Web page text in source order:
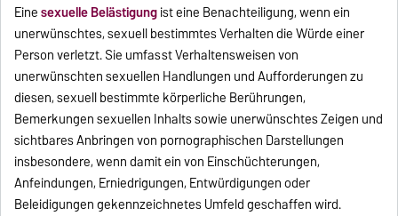
Einesexuelle Belästigungist eine Benachteiligung, wenn ein
unerwünschtes, sexuell bestimmtes Verhalten die Würde einer
Person verletzt. Sie umfasst Verhaltensweisen von
unerwünschten sexuellen Handlungen und Aufforderungen zu
diesen, sexuell bestimmte körperliche Berührungen,
Bemerkungen sexuellen Inhalts sowie unerwünschtes Zeigen und
sichtbares Anbringen von pornographischen Darstellungen
insbesondere, wenn damit ein von Einschüchterungen,
Anfeindungen, Erniedrigungen, Entwürdigungen oder
Beleidigungen gekennzeichnetes Umfeld geschaffen wird.